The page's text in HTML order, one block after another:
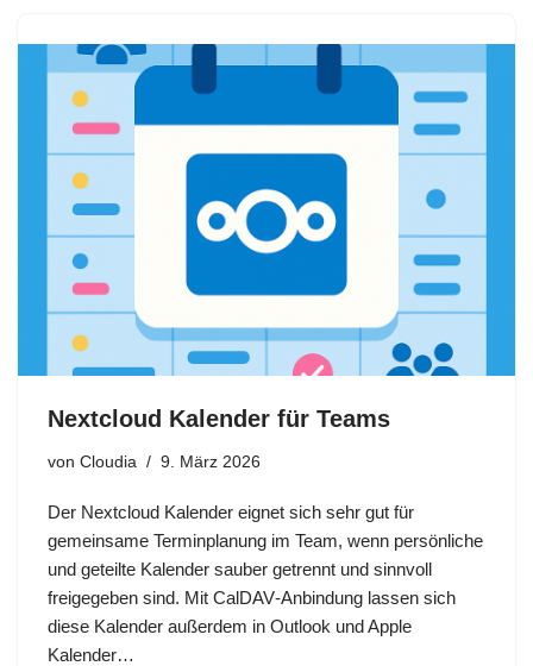
Nextcloud Kalender für Teams
von Cloudia 9. März 2026
Der Nextcloud Kalender eignet sich sehr gut für
gemeinsame Terminplanung im Team, wenn persönliche
und geteilte Kalender sauber getrennt und sinnvoll
freigegeben sind. Mit CalDAV‑Anbindung lassen sich
diese Kalender außerdem in Outlook und Apple
Kalender…